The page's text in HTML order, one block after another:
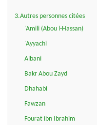
3.Autres personnes citées
'Amili (Abou l-Hassan)
'Ayyachi
Albani
Bakr Abou Zayd
Dhahabi
Fawzan
Fourat ibn Ibrahim